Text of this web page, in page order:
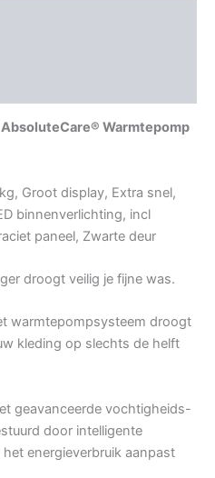
Warmtepomp
Groot display, Extra snel,
binnenverlichting, incl
paneel, Zwarte deur
droogt veilig je fijne was.
warmtepompsysteem droogt
kleding op slechts de helft
geavanceerde vochtigheids-
door intelligente
energieverbruik aanpast